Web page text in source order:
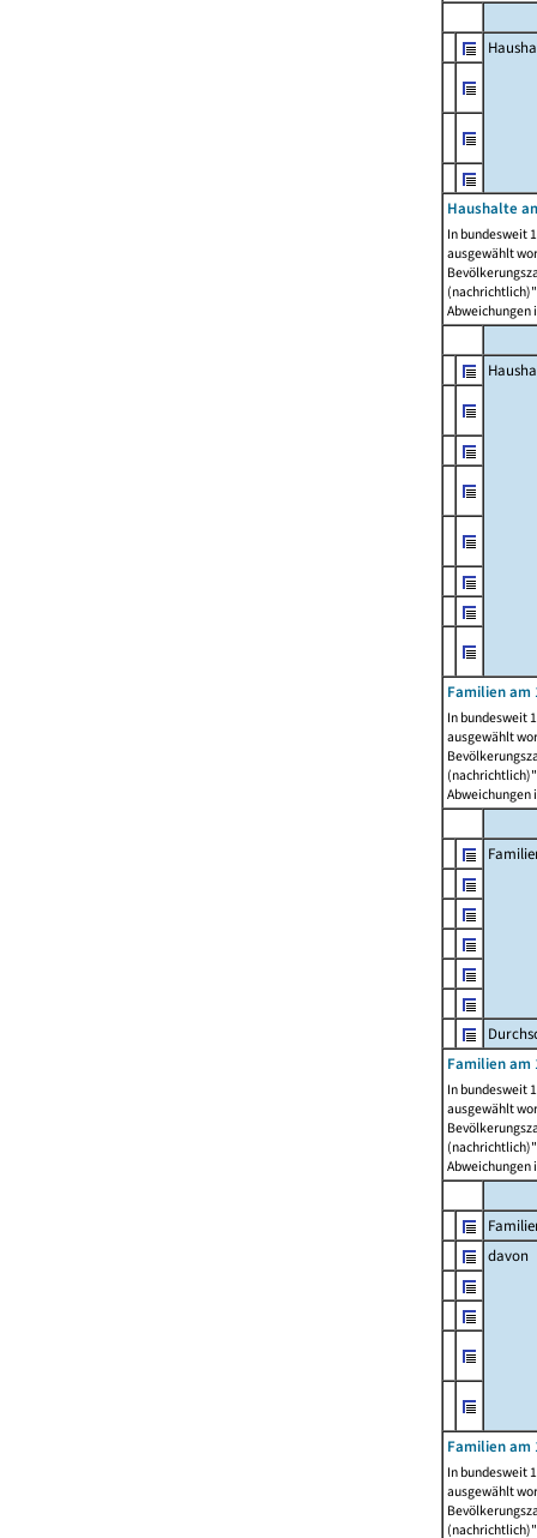
Haushalte
In bundesweit
ausgewählt
Abweichungen
Familien am
In bundesweit
ausgewählt
Abweichungen
Familien am
In bundesweit
ausgewählt
Abweichungen
davon
Familien am
In bundesweit
ausgewählt